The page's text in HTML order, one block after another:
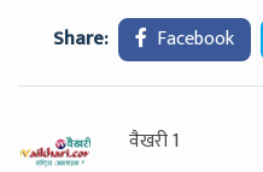
Share: Facebook
वैखरी 1